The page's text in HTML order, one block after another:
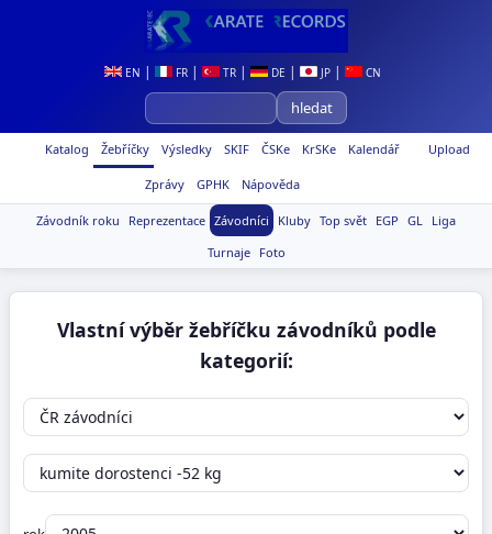
EN | FR | TR | DE | JP | CN
Upload
Katalog Žebříčky Výsledky SKIF ČSKe KrSKe Kalendář
Zprávy GPHK Nápověda
Závodník roku Reprezentace Závodníci Kluby Top svět EGP GL Liga
Turnaje
Foto
Vlastní výběr žebříčku závodníků podle
kategorií: